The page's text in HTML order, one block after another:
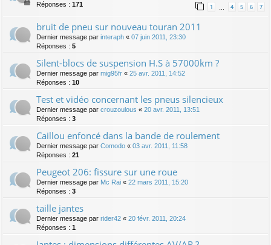
Réponses : 171 1 … 4 5 6 7
bruit de pneu sur nouveau touran 2011
Dernier message par interaph « 07 juin 2011, 23:30
Réponses : 5
Silent-blocs de suspension H.S à 57000km ?
Dernier message par mig95fr « 25 avr. 2011, 14:52
Réponses : 10
Test et vidéo concernant les pneus silencieux
Dernier message par crouzoulous « 20 avr. 2011, 13:51
Réponses : 3
Caillou enfoncé dans la bande de roulement
Dernier message par Comodo « 03 avr. 2011, 11:58
Réponses : 21
Peugeot 206: fissure sur une roue
Dernier message par Mc Rai « 22 mars 2011, 15:20
Réponses : 3
taille jantes
Dernier message par rider42 « 20 févr. 2011, 20:24
Réponses : 1